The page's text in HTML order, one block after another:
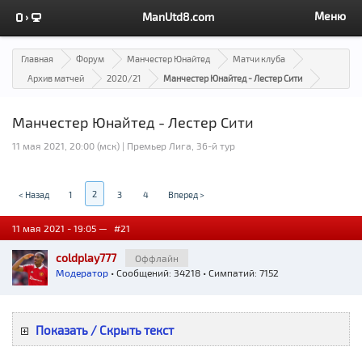
ManUtd8.com Меню
Главная Форум Манчестер Юнайтед
Матчи клуба
Архив матчей
2020/21 Манчестер Юнайтед - Лестер Сити
Манчестер Юнайтед - Лестер Сити
11 мая 2021, 20:00 (мск) | Премьер Лига, 36-й тур
< Назад 1 2 3 4 Вперед >
11 мая 2021 - 19:05 — #21
coldplay777
Оффлайн
Модератор • Сообщений: 34218 • Симпатий: 7152
Показать / Скрыть текст